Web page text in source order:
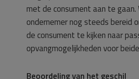
met de consument aan te gaan.
ondernemer nog steeds bereid
de consument te kijken naar
opvangmogelijkheden voor
Beoordeling van het geschil